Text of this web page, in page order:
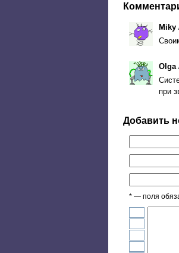
Miky
Olga
при
Добавить
* — поля